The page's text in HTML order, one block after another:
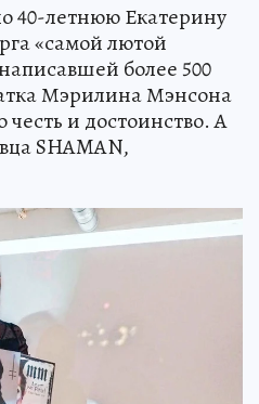
40-летнюю Екатерину
«самой лютой
более 500
Мэрилина Мэнсона
честь и достоинство. А
SHAMAN,